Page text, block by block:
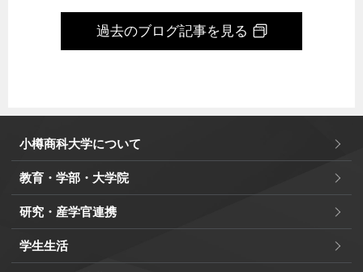
過去のブログ記事を見る
小樽商科大学について
教育・学部・大学院
研究・産学官連携
学生生活